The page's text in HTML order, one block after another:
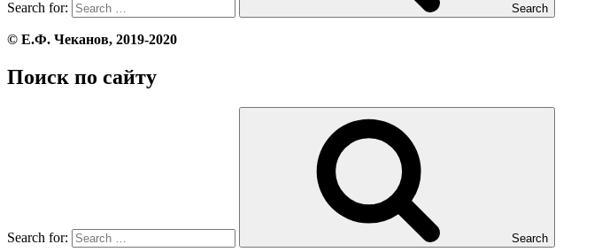
Search for: Search
© Е.Ф. Чеканов, 2019-2020
Поиск по сайту
Search for: Search